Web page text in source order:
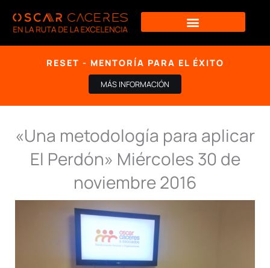
contenido
RESET - MENTORÍA PARA EL ÉXITO
MÁS INFORMACIÓN
«Una metodología para aplicar
El Perdón» Miércoles 30 de
noviembre 2016